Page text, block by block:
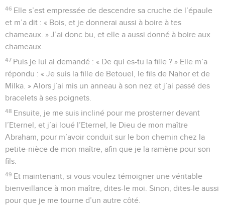
46 Elle s’est empressée de descendre sa cruche de l’épaule
et m’a dit : « Bois, et je donnerai aussi à boire à tes
chameaux. » J’ai donc bu, et elle a aussi donné à boire aux
chameaux.
47 Puis je lui ai demandé : « De qui es-tu la fille ? » Elle m’a
répondu : « Je suis la fille de Betouel, le fils de Nahor et de
Milka. » Alors j’ai mis un anneau à son nez et j’ai passé des
bracelets à ses poignets.
48 Ensuite, je me suis incliné pour me prosterner devant
l’Eternel, et j’ai loué l’Eternel, le Dieu de mon maître
Abraham, pour m’avoir conduit sur le bon chemin chez la
petite-nièce de mon maître, afin que je la ramène pour son
fils.
49 Et maintenant, si vous voulez témoigner une véritable
bienveillance à mon maître, dites-le moi. Sinon, dites-le aussi
pour que je me tourne d’un autre côté.